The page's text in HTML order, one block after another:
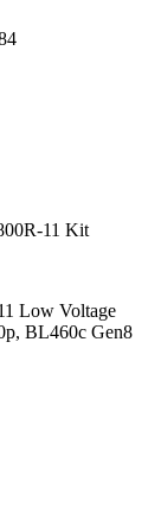
11 Kit
Low Voltage
BL460c Gen8